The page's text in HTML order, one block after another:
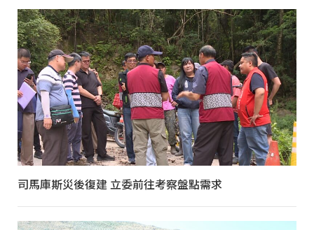
司馬庫斯災後復建 立委前往考察盤點需求